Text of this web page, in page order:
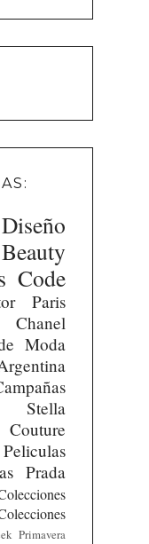
Diseño
Beauty
Code
Paris
Chanel
Moda
Stella
Peliculas
Prada
Primavera